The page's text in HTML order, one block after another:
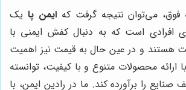
فوق، می‌توان نتیجه گرفت کهایمن پا یک
افرادی است که به دنبال کفش ایمنی با
هستند و در عین حال به قیمت نیز اهمیت
ارائه محصولات متنوع و با کیفیت، توانسته
را برآورده کند. ما در رادین ایمن، با